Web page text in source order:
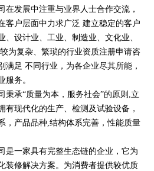
在发展中注重与业界人士合作交流，
客户层面中力求广泛 建立稳定的客户
、设计业、工业、制造业、文化业、
为复杂、繁琐的行业资质注册申请咨
满足 不同行业，为各企业尽其所能，
服务。
秉承“质量为本，服务社会”的原则,立
有现代化的生产、检测及试验设备，
，产品品种,结构体系完善，性能质量
是一家具有完整生态链的企业，它为
装修解决方案。为消费者提供较优质